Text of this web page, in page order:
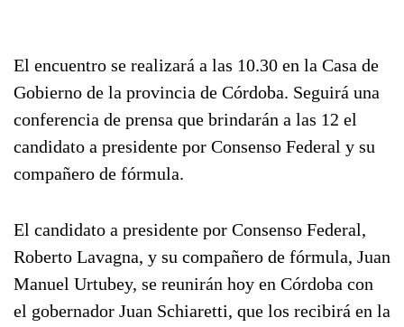
El encuentro se realizará a las 10.30 en la Casa de
Gobierno de la provincia de Córdoba. Seguirá una
conferencia de prensa que brindarán a las 12 el
candidato a presidente por Consenso Federal y su
compañero de fórmula.
El candidato a presidente por Consenso Federal,
Roberto Lavagna, y su compañero de fórmula, Juan
Manuel Urtubey, se reunirán hoy en Córdoba con
el gobernador Juan Schiaretti, que los recibirá en la